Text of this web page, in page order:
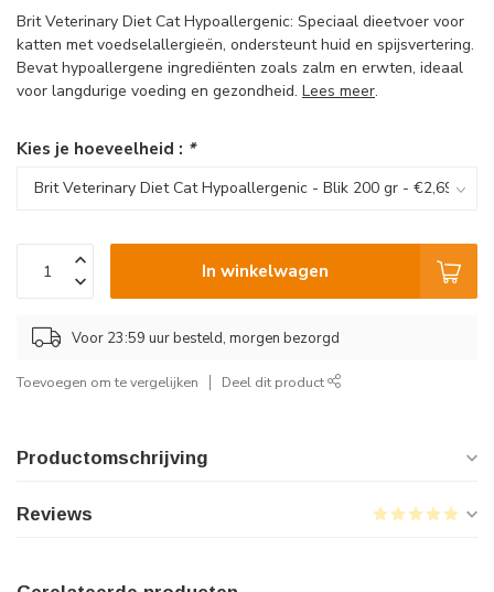
Brit Veterinary Diet Cat Hypoallergenic: Speciaal dieetvoer voor
katten met voedselallergieën, ondersteunt huid en spijsvertering.
Bevat hypoallergene ingrediënten zoals zalm en erwten, ideaal
voor langdurige voeding en gezondheid. Lees meer.
Kies je hoeveelheid : *
In winkelwagen
Voor 23:59 uur besteld, morgen bezorgd
Toevoegen om te vergelijken Deel dit product
Productomschrijving
Reviews